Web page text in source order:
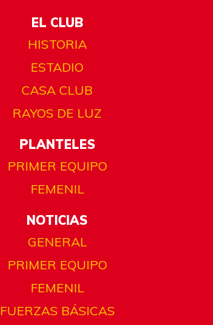
EL CLUB
HISTORIA
ESTADIO
CASA CLUB
RAYOS DE LUZ
PLANTELES
PRIMER EQUIPO
FEMENIL
NOTICIAS
GENERAL
PRIMER EQUIPO
FEMENIL
FUERZAS BÁSICAS